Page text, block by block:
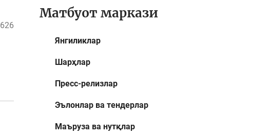
626
Матбуот маркази
Янгиликлар
Шарҳлар
Пресс-релизлар
Эълонлар ва тендерлар
Маъруза ва нутқлар